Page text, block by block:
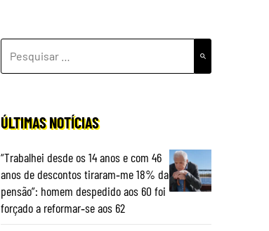
POR:
ÚLTIMAS NOTÍCIAS
“Trabalhei desde os 14 anos e com 46
anos de descontos tiraram‑me 18% da
pensão”: homem despedido aos 60 foi
forçado a reformar‑se aos 62